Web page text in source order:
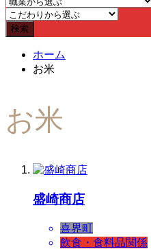
ホーム
お米
お米
盛崎商店
喜界町
飲食・食料品関係